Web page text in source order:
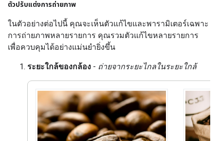
ตัวปรับแต่งการถ่ายภาพ
ในตัวอย่างต่อไปนี้ คุณจะเห็นตัวแก้ไขและพารามิเตอร์เฉพาะ
การถ่ายภาพหลายรายการ คุณรวมตัวแก้ไขหลายรายการ
เพื่อควบคุมได้อย่างแม่นยำยิ่งขึ้น
ระยะใกล้ของกล้อง - ถ่ายจากระยะไกลในระยะใกล้